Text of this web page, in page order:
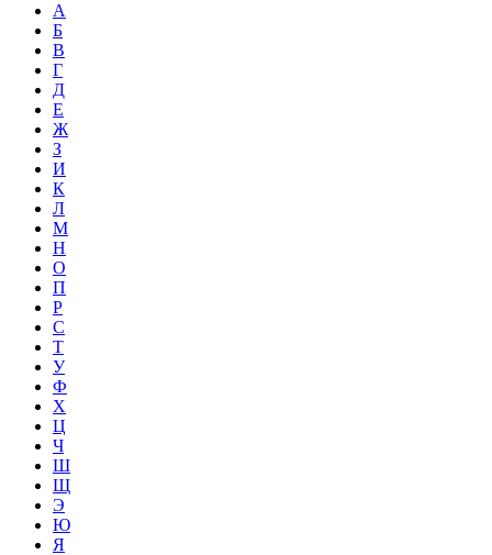
А
Б
В
Г
Д
Е
Ж
З
И
К
Л
М
Н
О
П
Р
С
Т
У
Ф
Х
Ц
Ч
Ш
Щ
Э
Ю
Я